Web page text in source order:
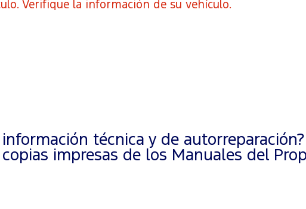
Verifique la información de su vehículo.
técnica y de autorreparación?
impresas de los Manuales del